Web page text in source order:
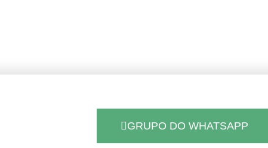
GRUPO DO WHATSAPP